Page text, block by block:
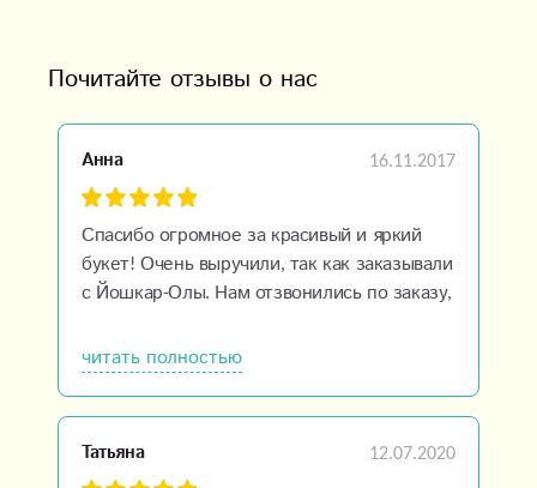
Почитайте отзывы о нас
Анна 16.11.2017
Спасибо огромное за красивый и яркий
букет! Очень выручили, так как заказывали
с Йошкар-Олы. Нам отзвонились по заказу,
приятное отношение. Всех благ и
процветания вашей компании!
читать полностью
Татьяна 12.07.2020